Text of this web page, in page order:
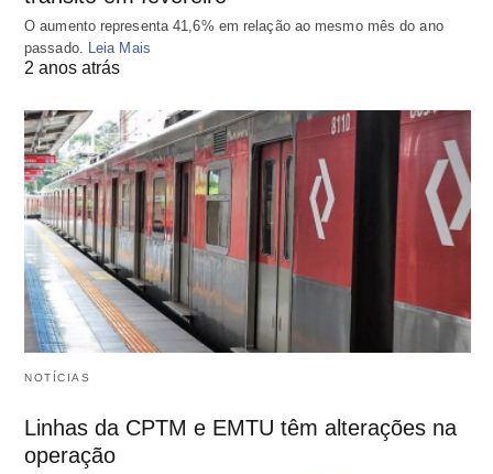
O aumento representa 41,6% em relação ao mesmo mês do ano
passado.
Leia Mais
2 anos atrás
NOTÍCIAS
Linhas da CPTM e EMTU têm alterações na
operação